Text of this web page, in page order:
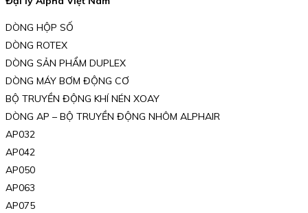
DÒNG HỘP SỐ
DÒNG ROTEX
DÒNG SẢN PHẨM DUPLEX
DÒNG MÁY BƠM ĐỘNG CƠ
BỘ TRUYỀN ĐỘNG KHÍ NÉN XOAY
DÒNG AP – BỘ TRUYỀN ĐỘNG NHÔM ALPHAIR
AP032
AP042
AP050
AP063
AP075